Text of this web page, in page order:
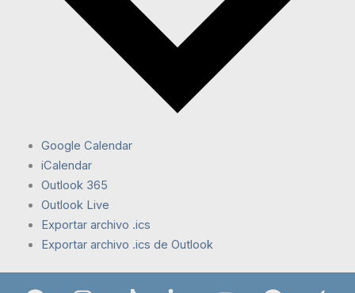
Google Calendar
iCalendar
Outlook 365
Outlook Live
Exportar archivo .ics
Exportar archivo .ics de Outlook